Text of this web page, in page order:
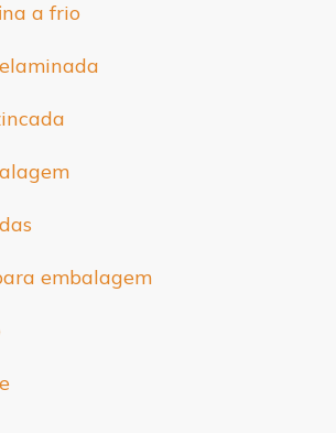
a frio
embalagem